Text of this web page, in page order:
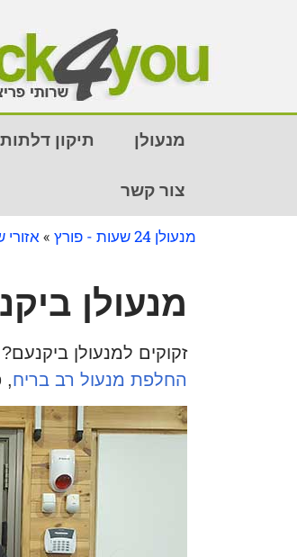
מנעולן תיקון דלתות
צור קשר
מנעולן 24 שעות - פורץ »אזורי
מנעולן
זקוקים למנעולן ביקנעם? מנעולן 24 שעות זמין עבורכם בכל שעה לאורך כל
החלפת מנעול רב בריח,